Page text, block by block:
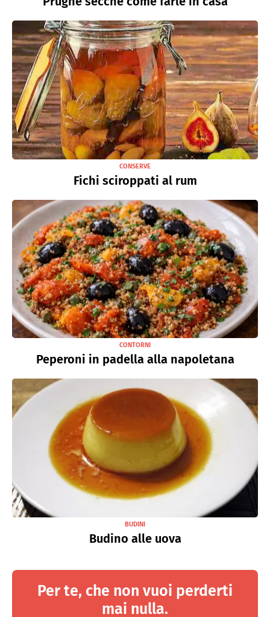
CONSERVE
Fichi sciroppati al rum
CONTORNI
Peperoni in padella alla napoletana
BUDINI
Budino alle uova
Per te, che non vuoi perderti
mai nulla.